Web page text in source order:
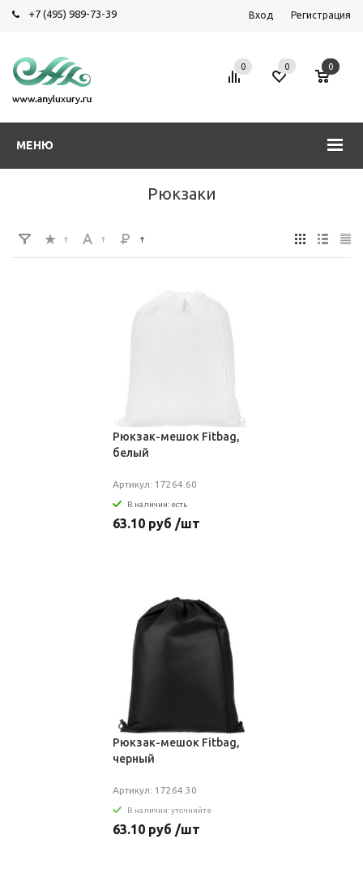
+7 (495) 989-73-39 Вход Регистрация
МЕНЮ
0 0 0
Рюкзаки
Рюкзак-мешок Fitbag,
белый
Артикул: 17264.60
В наличии: есть
63.10 руб /шт
Рюкзак-мешок Fitbag,
черный
Артикул: 17264.30
В наличии: уточняйте
63.10 руб /шт